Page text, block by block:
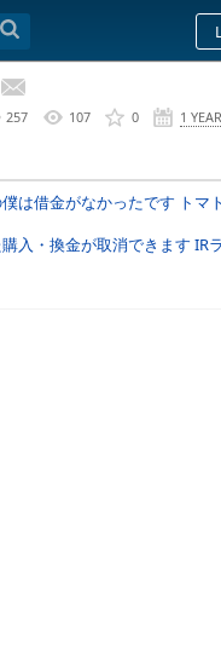
257 107 0 1
は借金がなかったです トマ
入・換金が取消できます IR